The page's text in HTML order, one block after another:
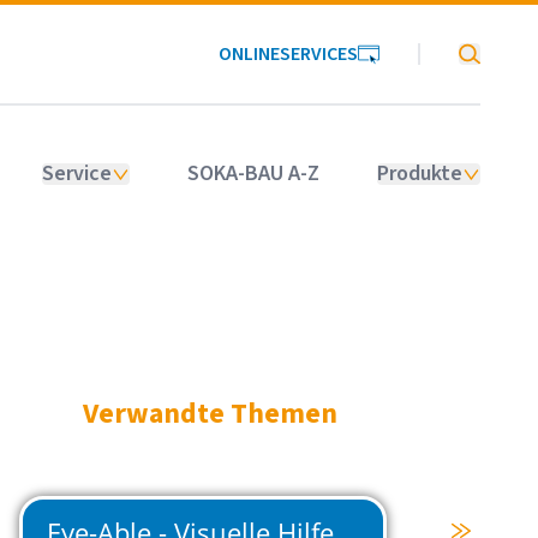
ONLINESERVICES SOKA-
Service SOKA-BAU A-Z Produkte
Verwandte Themen
Ausbildungszentren